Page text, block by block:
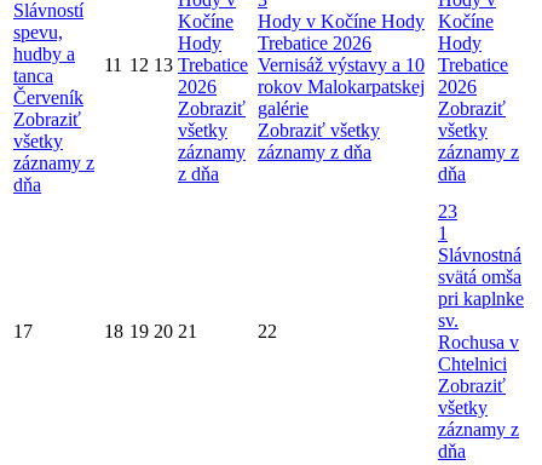
Slávností
spevu,
hudby a
tanca
Červeník
Zobraziť
všetky
záznamy z
dňa
11 12 13
Kočíne
Hody
Trebatice
2026
Zobraziť
všetky
záznamy
z dňa
Hody v Kočíne Hody
Trebatice 2026
Vernisáž výstavy a 10
rokov Malokarpatskej
galérie
Zobraziť všetky
záznamy z dňa
Kočíne
Hody
Trebatice
2026
Zobraziť
všetky
záznamy z
dňa
17 18 19 20 21 22
23
1
Slávnostná
svätá omša
pri kaplnke
sv.
Rochusa v
Chtelnici
Zobraziť
všetky
záznamy z
dňa